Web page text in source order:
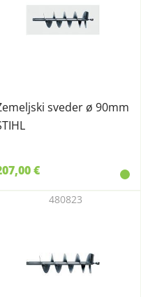
sveder ø 90mm
€
480823